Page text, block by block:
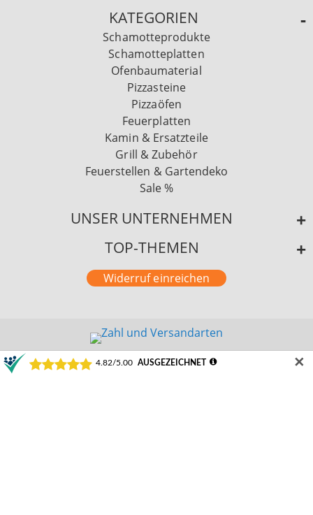
KATEGORIEN
Schamotteprodukte
Schamotteplatten
Ofenbaumaterial
Pizzasteine
Pizzaöfen
Feuerplatten
Kamin & Ersatzteile
Grill & Zubehör
Feuerstellen & Gartendeko
Sale %
UNSER UNTERNEHMEN
TOP-THEMEN
Widerruf einreichen
✕